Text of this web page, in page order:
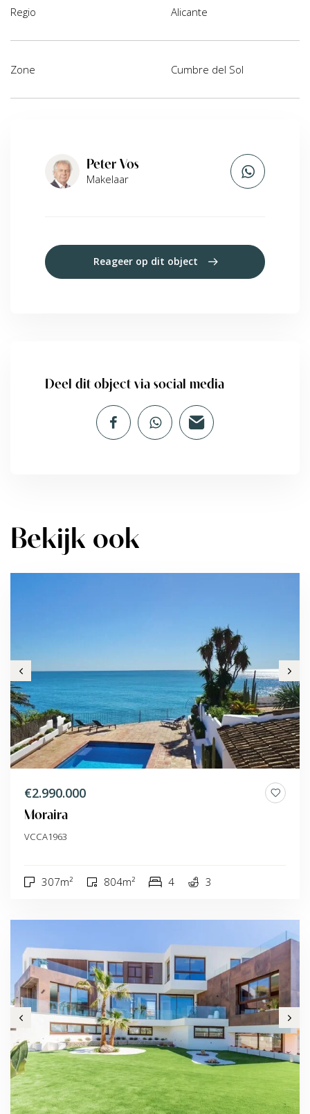
Regio Alicante
Zone Cumbre del Sol
Peter Vos
Makelaar
Reageer op dit object
Deel dit object via social media
Bekijk ook
€2.990.000
Moraira
VCCA1963
307m² 804m² 4 3